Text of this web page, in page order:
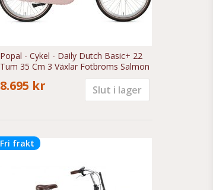
Popal - Cykel - Daily Dutch Basic+ 22
Tum 35 Cm 3 Växlar Fotbroms Salmon
8.695 kr Slut i lager
Fri frakt